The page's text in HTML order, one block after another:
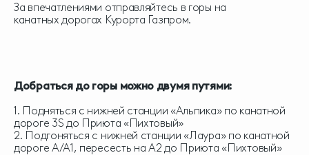
За впечатлениями отправляйтесь в горы на
канатных дорогах Курорта Газпром.
Добраться до горы можно двумя путями:
1. Подняться с нижней станции «Альпика» по канатной
дороге 3S до Приюта «Пихтовый»
2. Подгоняться с нижней станции «Лаура» по канатной
дороге А/А1, пересесть на А2 до Приюта «Пихтовый»